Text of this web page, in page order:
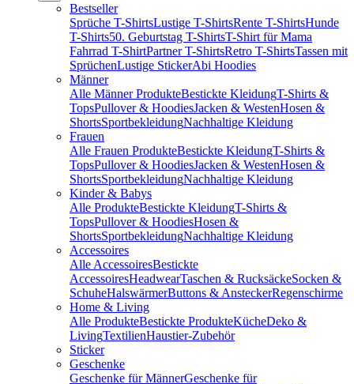
Bestseller
Sprüche T-ShirtsLustige T-ShirtsRente T-ShirtsHunde
T-Shirts50. Geburtstag T-ShirtsT-Shirt für Mama
Fahrrad T-ShirtPartner T-ShirtsRetro T-ShirtsTassen mit
SprüchenLustige StickerAbi Hoodies
Männer
Alle Männer ProdukteBestickte KleidungT-Shirts &
TopsPullover & HoodiesJacken & WestenHosen &
ShortsSportbekleidungNachhaltige Kleidung
Frauen
Alle Frauen ProdukteBestickte KleidungT-Shirts &
TopsPullover & HoodiesJacken & WestenHosen &
ShortsSportbekleidungNachhaltige Kleidung
Kinder & Babys
Alle ProdukteBestickte KleidungT-Shirts &
TopsPullover & HoodiesHosen &
ShortsSportbekleidungNachhaltige Kleidung
Accessoires
Alle AccessoiresBestickte
AccessoiresHeadwearTaschen & RucksäckeSocken &
SchuheHalswärmerButtons & AnsteckerRegenschirme
Home & Living
Alle ProdukteBestickte ProdukteKücheDeko &
LivingTextilienHaustier-Zubehör
Sticker
Geschenke
Geschenke für MännerGeschenke für